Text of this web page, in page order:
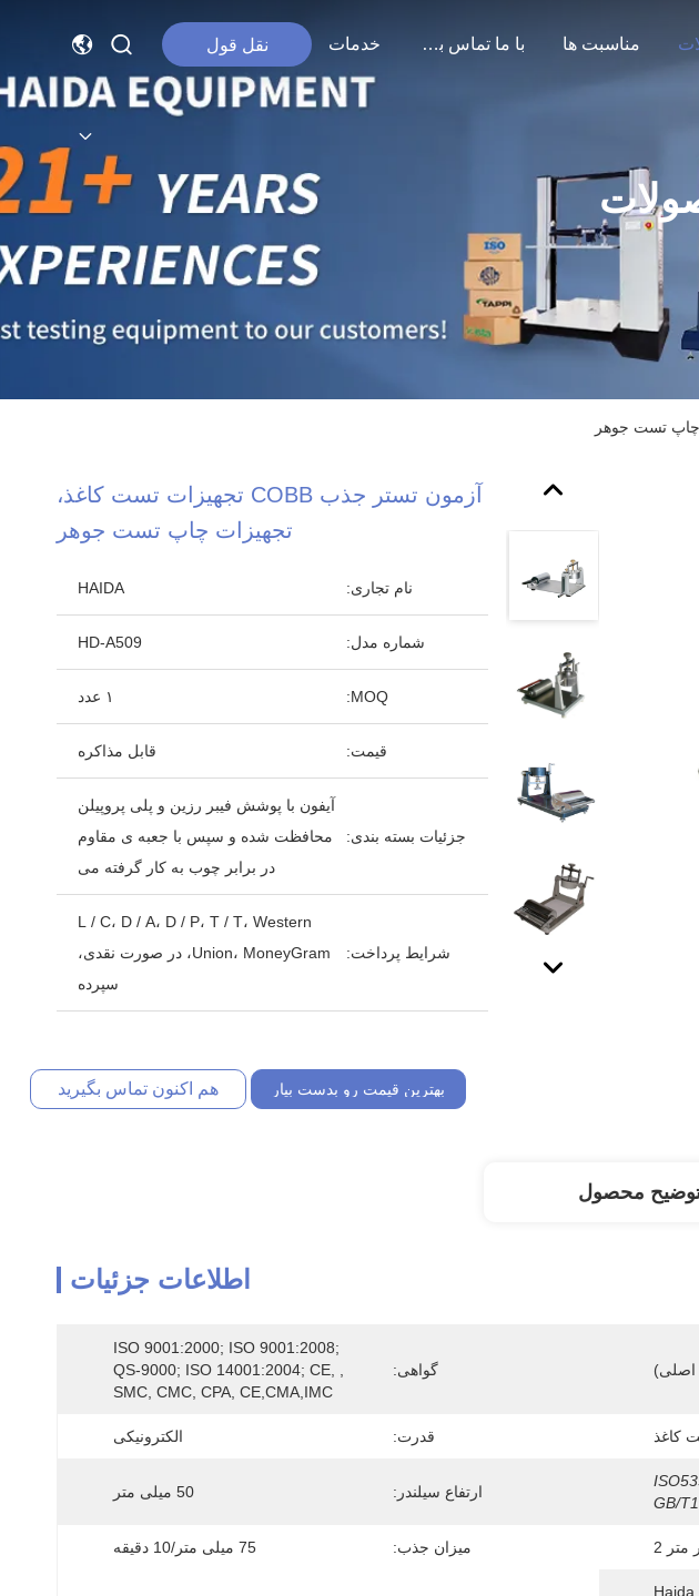
مناسبت ها با ما تماس بگیرید خدمات نقل قول
آزمون تستر جذب COBB تجهیزات تست کاغذ،
تجهیزات چاپ تست جوهر
نام تجاری: HAIDA
شماره مدل: HD-A509
MOQ: ۱ عدد
قیمت: قابل مذاکره
جزئیات بسته بندی:
آیفون با پوشش فیبر رزین و پلی پروپیلن
محافظت شده و سپس با جعبه ی مقاوم
در برابر چوب به کار گرفته می
شرایط پرداخت:
L / C، D / A، D / P، T / T، Western
Union، MoneyGram، در صورت نقدی،
سپرده
بهترین قیمت رو بدست بیار هم اکنون تماس بگیرید
محصول
اطلاعات جزئیات
اصلی) گواهی:
ISO 9001:2000; ISO 9001:2008;
QS-9000; ISO 14001:2004; CE, ,
SMC, CMC, CPA, CE,CMA,IMC
کاغذ قدرت: الکترونیکی
GB/
ارتفاع سیلندر: 50 میلی متر
میزان جذب: 75 میلی متر/10 دقیقه